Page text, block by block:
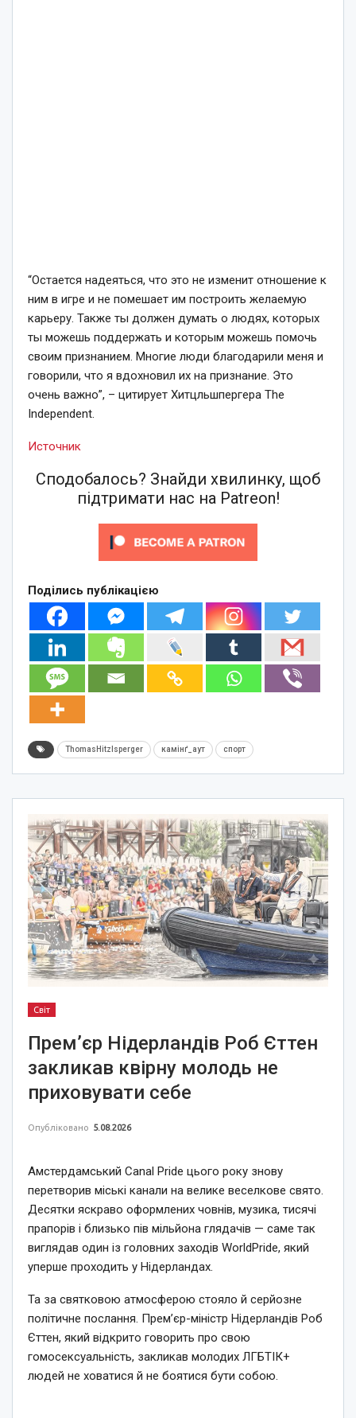
“Остается надеяться, что это не изменит отношение к
ним в игре и не помешает им построить желаемую
карьеру. Также ты должен думать о людях, которых
ты можешь поддержать и которым можешь помочь
своим признанием. Многие люди благодарили меня и
говорили, что я вдохновил их на признание. Это
очень важно”, – цитирует Хитцльшпергера The
Independent.
Источник
Сподобалось? Знайди хвилинку, щоб
підтримати нас на Patreon!
Поділись публікацією
ThomasHitzlsperger камінґ_аут спорт
Світ
Прем’єр Нідерландів Роб Єттен
закликав квірну молодь не
приховувати себе
Опубліковано 5.08.2026
Амстердамський Canal Pride цього року знову
перетворив міські канали на велике веселкове свято.
Десятки яскраво оформлених човнів, музика, тисячі
прапорів і близько пів мільйона глядачів — саме так
виглядав один із головних заходів WorldPride, який
уперше проходить у Нідерландах.
Та за святковою атмосферою стояло й серйозне
політичне послання. Прем’єр-міністр Нідерландів Роб
Єттен, який відкрито говорить про свою
гомосексуальність, закликав молодих ЛГБТІК+
людей не ховатися й не боятися бути собою.